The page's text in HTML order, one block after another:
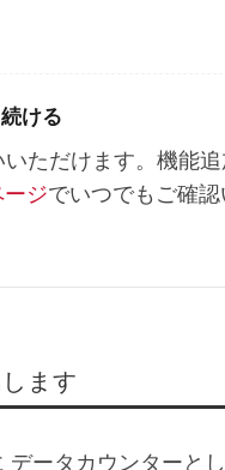
ける
ただけます。機能
ジでいつでもご確認
ます
データカウンターと